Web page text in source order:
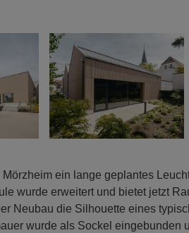
ein lange geplantes
wurde erweitert und bietet jetzt
Neubau die Silhouette eines
wurde als Sockel eingebunden